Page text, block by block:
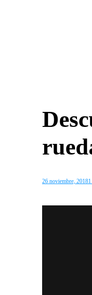
26 noviembre, 2018